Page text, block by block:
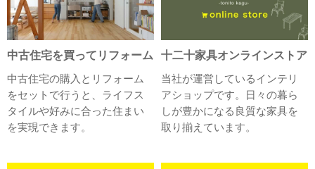
中古住宅を買ってリフォーム
中古住宅の購入とリフォーム
をセットで行うと、ライフス
タイルや好みに合った住まい
を実現できます。
十二十家具オンラインストア
当社が運営しているインテリ
アショップです。日々の暮ら
しが豊かになる良質な家具を
取り揃えています。